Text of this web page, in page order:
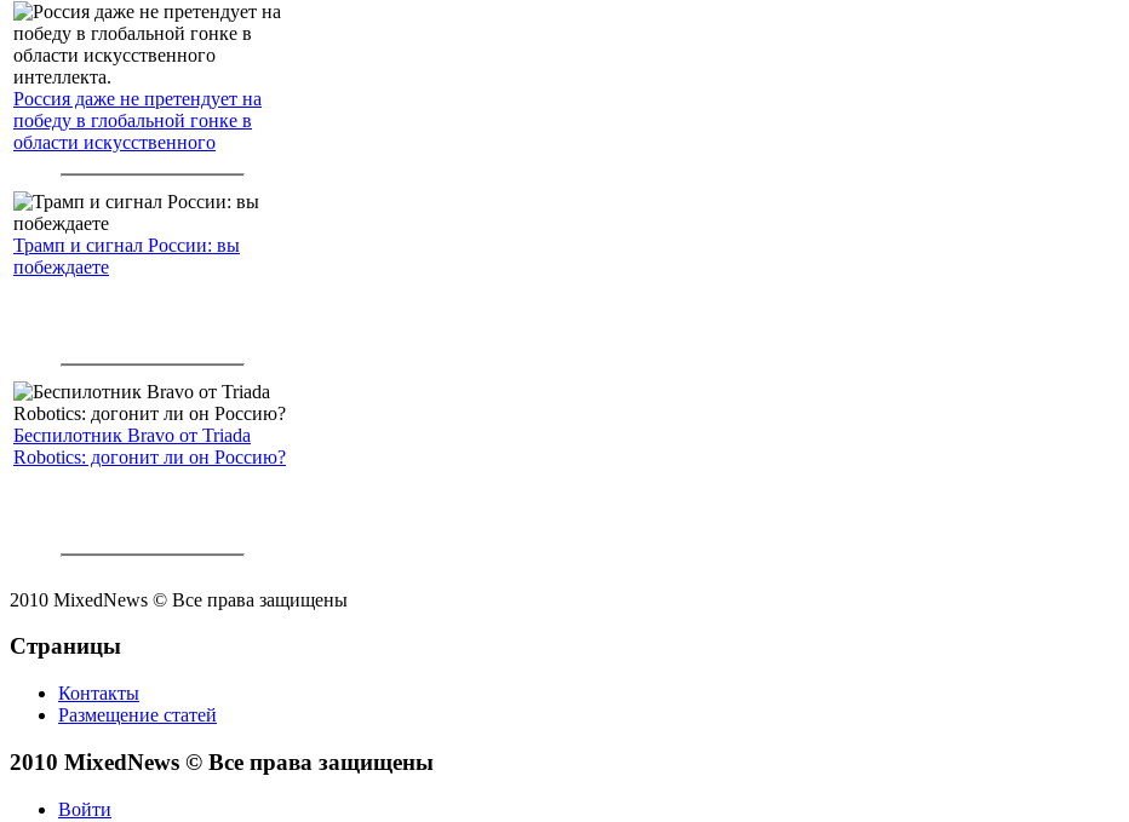
Россия даже не претендует на
победу в глобальной гонке в
области искусственного
Трамп и сигнал России: вы
побеждаете
Беспилотник Bravo от Triada
Robotics: догонит ли он Россию?
2010 MixedNews © Все права защищены
Страницы
Контакты
Размещение статей
2010 MixedNews © Все права защищены
Войти